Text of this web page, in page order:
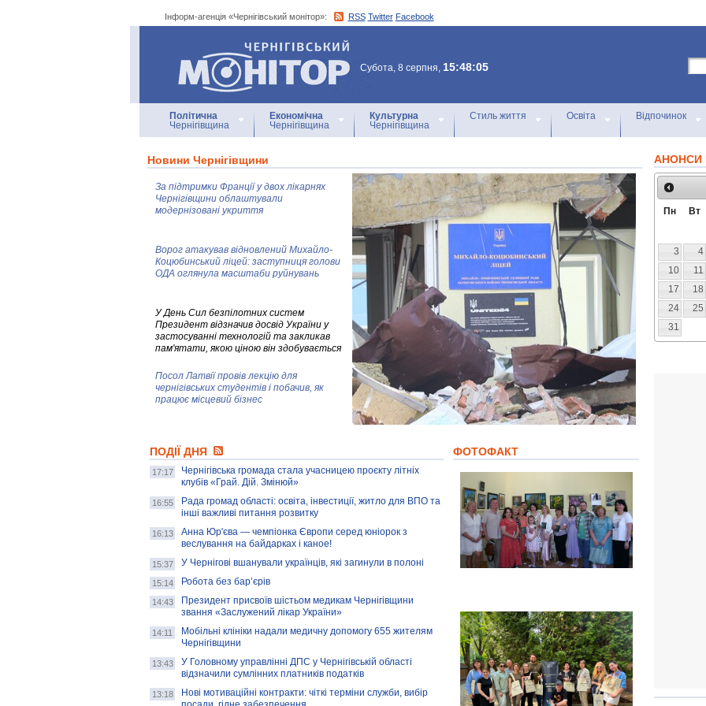
Інформ-агенція «Чернігівський монітор»: RSS Twitter Facebook
Інформ-агенція
«Чернігівський монітор»
Субота, 8 серпня, 15:48:05
Політична
Чернігівщина
Економічна
Чернігівщина
Культурна
Чернігівщина
Стиль життя Освіта Відпочинок
Новини Чернігівщини
За підтримки Франції у двох лікарнях
Чернігівщини облаштували
модернізовані укриття
Ворог атакував відновлений Михайло-
Коцюбинський ліцей: заступниця голови
ОДА оглянула масштаби руйнувань
У День Сил безпілотних систем
Президент відзначив досвід України у
застосуванні технологій та закликав
пам'ятати, якою ціною він здобувається
Посол Латвії провів лекцію для
чернігівських студентів і побачив, як
працює місцевий бізнес
колекцію про війну, емоції та тварин
AB InBev Efes Україна підтримала
навчальний проєкт "Молодіжна бізнес-
школа", спрямований на розвиток
підприємництва у Чернігівській області
Золота тварина: видання Forbes
написало про чернігівця Патрона: хто і
скільки на ньому заробляє? І куди
витрачають?
ПОДІЇ ДНЯ
17:17
Чернігівська громада стала учасницею проєкту літніх
клубів «Грай. Дій. Змінюй»
16:55
Рада громад області: освіта, інвестиції, житло для ВПО та
інші важливі питання розвитку
16:13
Анна Юр'єва — чемпіонка Європи серед юніорок з
веслування на байдарках і каное!
15:37 У Чернігові вшанували українців, які загинули в полоні
15:14 Робота без бар’єрів
14:43
Президент присвоїв шістьом медикам Чернігівщини
звання «Заслужений лікар України»
14:11
Мобільні клініки надали медичну допомогу 655 жителям
Чернігівщини
13:43
У Головному управлінні ДПС у Чернігівській області
відзначили сумлінних платників податків
13:18
Нові мотиваційні контракти: чіткі терміни служби, вибір
ФОТОФАКТ
АНОНСИ
Пн Вт
3
4
10
11
17
18
24
25
31